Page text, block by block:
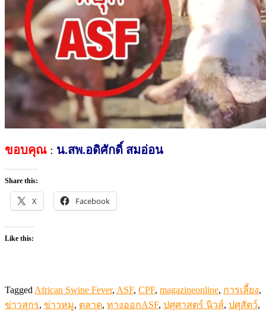
ขอบคุณ ​: น.สพ.อดิศักดิ์​ สมอ่อน
Share this:
X Facebook
Like this:
Tagged African Swine Fever, ASF, CPF, magazineonline, การเลี้ยง,
ข่าวสุกร, ข่าวหมู, ตลาด, ทางออกASF, ปศุศาสตร์ นิวส์, ปศุสัตว์,